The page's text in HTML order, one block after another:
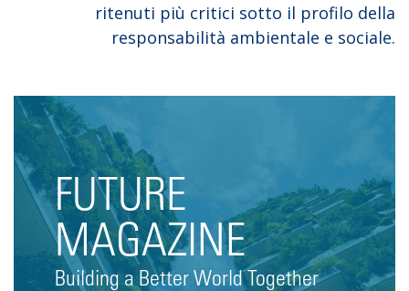
ritenuti più critici sotto il profilo della
responsabilità ambientale e sociale.
FUTURE
MAGAZINE
Building a Better World Together